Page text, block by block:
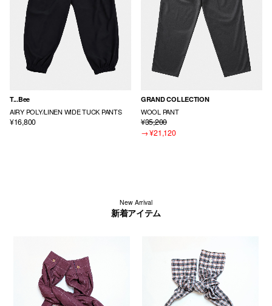
T...Bee
AIRY POLY/LINEN WIDE TUCK PANTS
¥16,800
GRAND COLLECTION
WOOL PANT
¥35,200
→¥21,120
New Arrival
新着アイテム